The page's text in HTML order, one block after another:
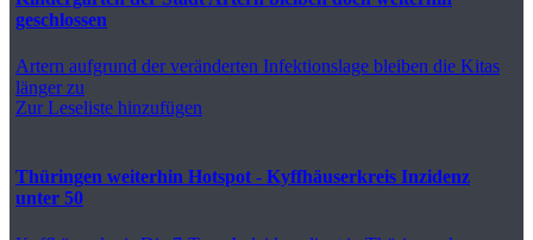
geschlossen
Artern aufgrund der veränderten Infektionslage bleiben die Kitas
länger zu
Zur Leseliste hinzufügen
Thüringen weiterhin Hotspot - Kyffhäuserkreis Inzidenz
unter 50